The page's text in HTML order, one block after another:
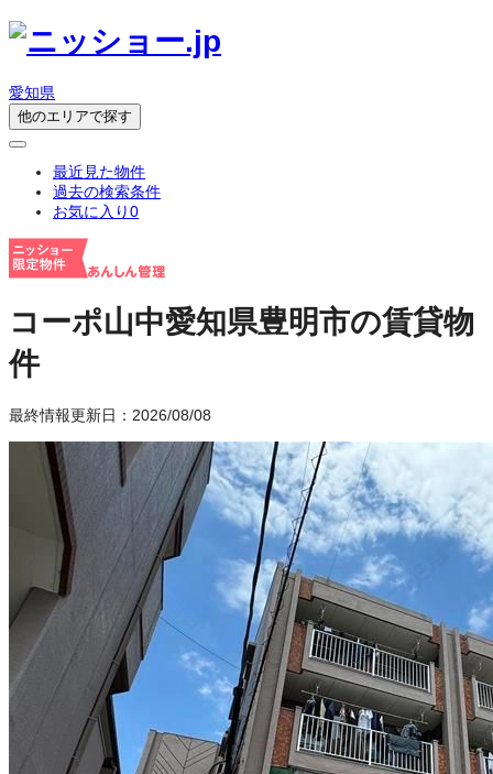
愛知県
他のエリアで探す
最近見た物件
過去の検索条件
お気に入り0
コーポ山中愛知県豊明市の賃貸物
件
最終情報更新日：2026/08/08